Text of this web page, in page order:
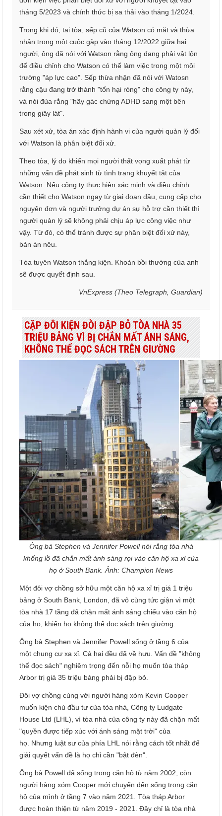
tháng 5/2023 và chính thức bị sa thải vào tháng 1/2024.
Trong khi đó, tại tòa, sếp cũ của Watson có mặt và thừa
nhận trong một cuộc gặp vào tháng 12/2022 giữa hai
người, ông đã nói với Watson rằng ông đang phải vật lộn
để điều chỉnh cho Watson có thể làm việc trong một môi
trường "áp lực cao". Sếp thừa nhận đã nói với Watosn
rằng cậu đang trở thành "tổn hại ròng" cho công ty này,
và nói đùa rằng "hãy gác chứng ADHD sang một bên
trong giây lát".
Sau xét xử, tòa án xác định hành vi của người quản lý đối
với Watson là phân biệt đối xử.
Theo tòa, lý do khiến mọi người thất vọng xuất phát từ
những vấn đề phát sinh từ tình trạng khuyết tật của
Watson. Nếu công ty thực hiện xác minh và điều chỉnh
cần thiết cho Watson ngay từ giai đoạn đầu, cung cấp cho
nguyên đơn và người trưởng dự án sự hỗ trợ cần thiết thì
người quản lý sẽ không phải chịu áp lực công việc như
vậy. Từ đó, có thể tránh được sự phân biệt đối xử này,
bản án nêu.
Tòa tuyên Watson thắng kiện. Khoản bồi thường của anh
sẽ được quyết định sau.
VnExpress (Theo Telegraph, Guardian)
CẶP ĐÔI KIỆN ĐÒI ĐẬP BỎ TÒA NHÀ 35
TRIỆU BẢNG VÌ BỊ CHẮN MẤT ÁNH SÁNG,
KHÔNG THỂ ĐỌC SÁCH TRÊN GIƯỜNG
Ông bà Stephen và Jennifer Powell nói rằng tòa nhà
khổng lồ đã chắn mất ánh sáng rọi vào căn hộ xa xỉ của
họ ở South Bank. Ảnh: Champion News
Một đôi vợ chồng sở hữu một căn hộ xa xỉ trị giá 1 triệu
bảng ở South Bank, London, đã vô cùng tức giận vì một
tòa nhà 17 tầng đã chặn mất ánh sáng chiếu vào căn hộ
của họ, khiến họ không thể đọc sách trên giường.
Ông bà Stephen và Jennifer Powell sống ở tầng 6 của
một chung cư xa xỉ. Cả hai đều đã về hưu. Vấn đề "không
thể đọc sách" nghiêm trọng đến nỗi họ muốn tòa tháp
Arbor trị giá 35 triệu bảng phải bị đập bỏ.
Đôi vợ chồng cùng với người hàng xóm Kevin Cooper
muốn kiện chủ đầu tư của tòa nhà, Công ty Ludgate
House Ltd (LHL), vì tòa nhà của công ty này đã chặn mất
"quyền được tiếp xúc với ánh sáng mặt trời" của
họ. Nhưng luật sư của phía LHL nói rằng cách tốt nhất để
giải quyết vấn đề là họ chỉ cần "bật đèn".
Ông bà Powell đã sống trong căn hộ từ năm 2002, còn
người hàng xóm Cooper mới chuyển đến sống trong căn
hộ của mình ở tầng 7 vào năm 2021. Tòa tháp Arbor
được hoàn thiện từ năm 2019 - 2021. Đây chỉ là tòa nhà